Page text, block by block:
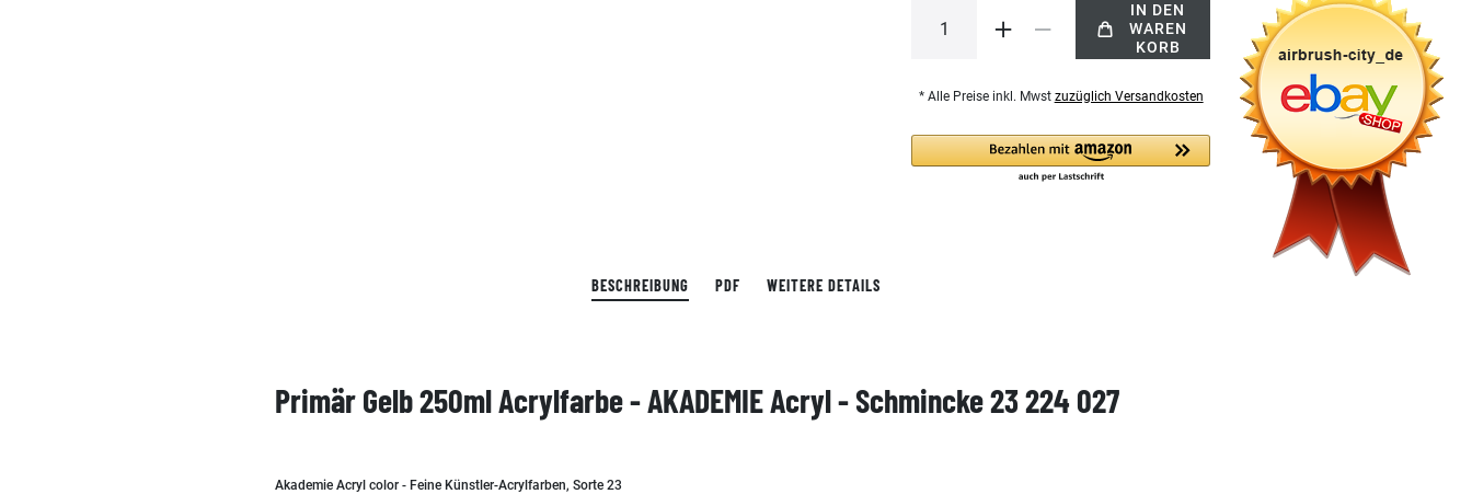
IN DEN
WAREN
KORB
* Alle Preise inkl. Mwst zuzüglich Versandkosten
BESCHREIBUNG PDF WEITERE DETAILS
Primär Gelb 250ml Acrylfarbe - AKADEMIE Acryl - Schmincke 23 224 027
Akademie Acryl color - Feine Künstler-Acrylfarben, Sorte 23